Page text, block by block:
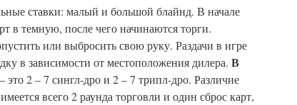
ставки: малый и большой блайнд. В начале
в темную, после чего начинаются торги.
или выбросить свою руку. Раздачи в игре
в зависимости от местоположения дилера. В
это 2 – 7 сингл-дро и 2 – 7 трипл-дро. Различие
всего 2 раунда торговли и один сброс карт,